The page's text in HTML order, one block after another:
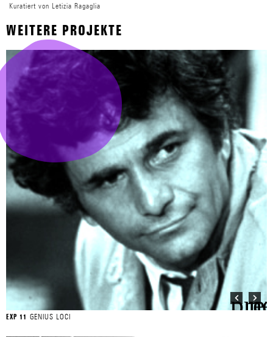
Kuratiert von Letizia Ragaglia
WEITERE PROJEKTE
EXP 11 GENIUS LOCI